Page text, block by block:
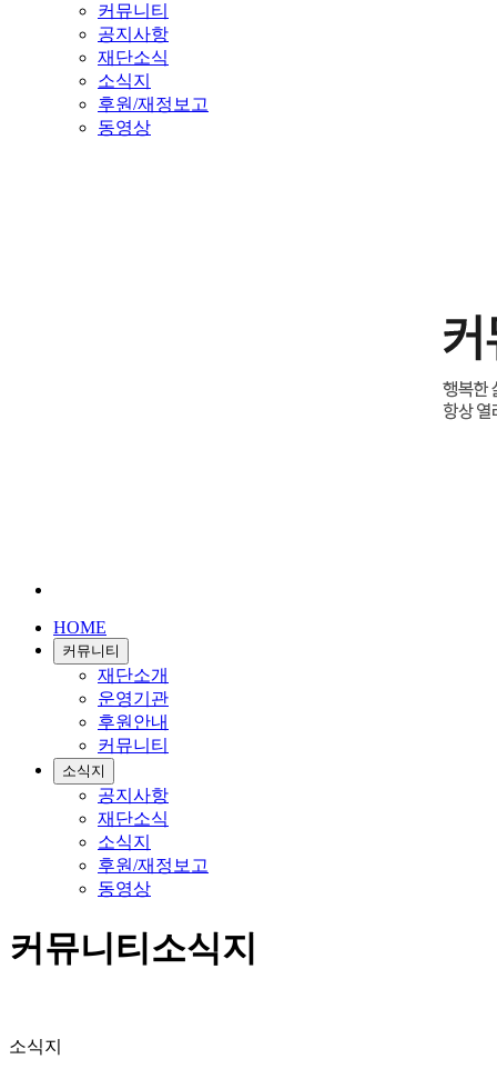
커뮤니티
공지사항
재단소식
소식지
후원/재정보고
동영상
HOME
커뮤니티
재단소개
운영기관
후원안내
커뮤니티
소식지
공지사항
재단소식
소식지
후원/재정보고
동영상
커뮤니티소식지
소식지